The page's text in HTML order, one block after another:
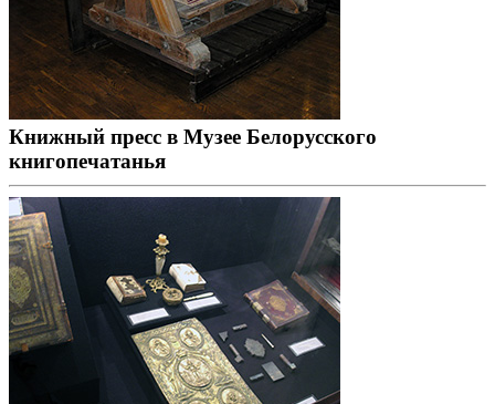
Книжный пресс в Музее Белорусского
книгопечатанья